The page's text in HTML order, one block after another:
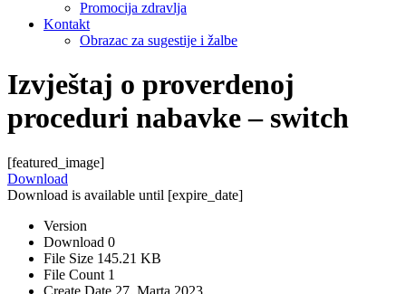
Promocija zdravlja
Kontakt
Obrazac za sugestije i žalbe
Izvještaj o proverdenoj
proceduri nabavke – switch
[featured_image]
Download
Download is available until [expire_date]
Version
Download 0
File Size 145.21 KB
File Count 1
Create Date 27. Marta 2023.